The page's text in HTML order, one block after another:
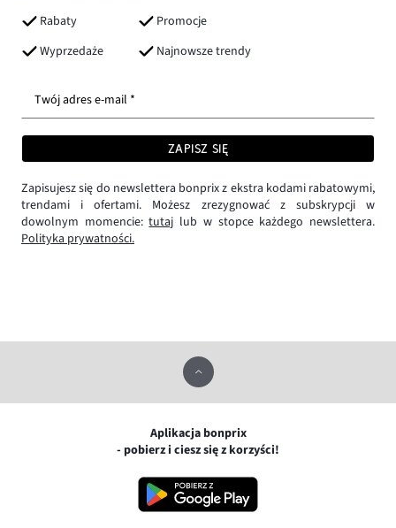
Rabaty
Promocje
Wyprzedaże
Najnowsze trendy
Twój adres e-mail *
ZAPISZ SIĘ
Zapisujesz się do newslettera bonprix z ekstra kodami rabatowymi,
trendami i ofertami. Możesz zrezygnować z subskrypcji w
dowolnym momencie:tutaj lub w stopce każdego newslettera.
Polityka prywatności.
Aplikacja bonprix
- pobierz i ciesz się z korzyści!